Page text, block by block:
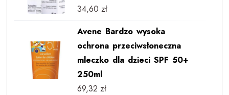
34,60 zł
Avene Bardzo wysoka
ochrona przeciwsłoneczna
mleczko dla dzieci SPF 50+
250ml
69,32 zł